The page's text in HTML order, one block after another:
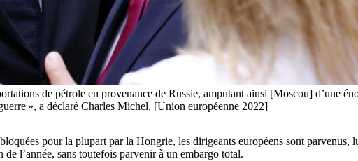
de pétrole en provenance de Russie, amputant ainsi [Moscou] d’une
», a déclaré Charles Michel. [Union européenne 2022]
pour la plupart par la Hongrie, les dirigeants européens sont
l’année, sans toutefois parvenir à un embargo total.